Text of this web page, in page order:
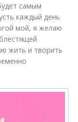
самым
каждый день
мой, я желаю
жить и творить